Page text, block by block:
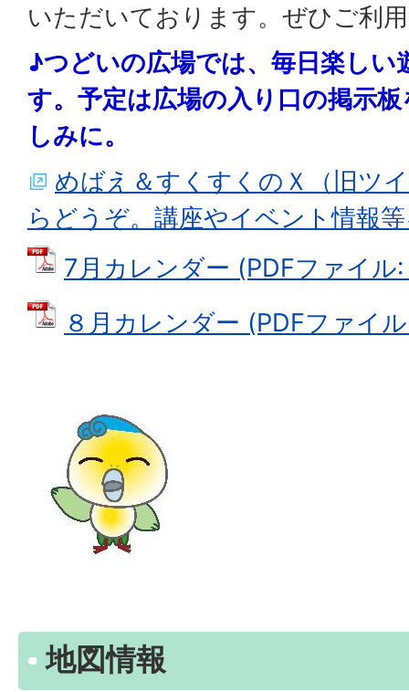
いただいております。ぜひご利
♪つどいの広場では、毎日楽しい
す。予定は広場の入り口の掲示
しみに。
めばえ＆すくすくのＸ（旧ツ
らどうぞ。講座やイベント情報
7月カレンダー (PDFファイル:
８月カレンダー (PDFファイ
地図情報